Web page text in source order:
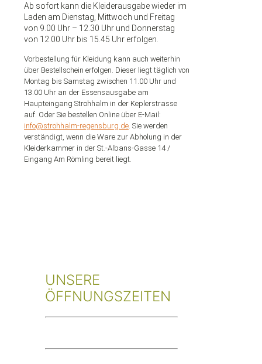
Ab sofort kann die Kleiderausgabe wieder im
Laden am Dienstag, Mittwoch und Freitag
von 9.00 Uhr – 12.30 Uhr und Donnerstag
von 12.00 Uhr bis 15.45 Uhr erfolgen.
Vorbestellung für Kleidung kann auch weiterhin
über Bestellschein erfolgen. Dieser liegt täglich von
Montag bis Samstag zwischen 11.00 Uhr und
13.00 Uhr an der Essensausgabe am
Haupteingang Strohhalm in der Keplerstrasse
auf. Oder Sie bestellen Online über E-Mail:
info@strohhalm-regensburg.de . Sie werden
verständigt, wenn die Ware zur Abholung in der
Kleiderkammer in der St.-Albans-Gasse 14 /
Eingang Am Römling bereit liegt.
UNSERE
ÖFFNUNGSZEITEN